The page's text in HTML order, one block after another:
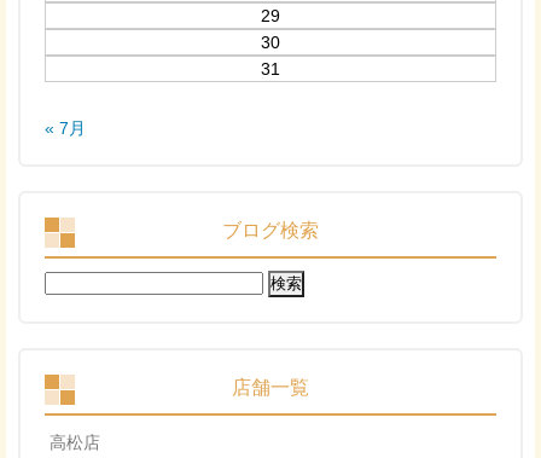
29
30
31
« 7月
ブログ検索
検
索:
店舗一覧
高松店